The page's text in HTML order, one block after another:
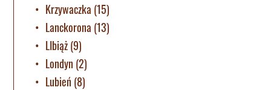
Krzywaczka (15)
Lanckorona (13)
LIbiąż(9)
Londyn (2)
Lubień (8)